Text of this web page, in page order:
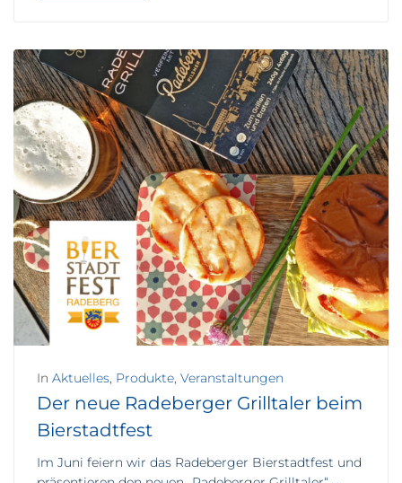
In Aktuelles, Produkte, Veranstaltungen
Der neue Radeberger Grilltaler beim
Bierstadtfest
Im Juni feiern wir das Radeberger Bierstadtfest und